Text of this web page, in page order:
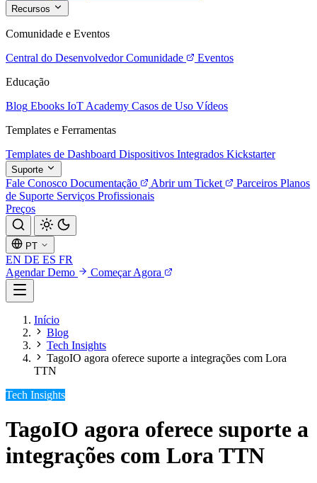
Recursos
Comunidade e Eventos
Central do Desenvolvedor Comunidade
Eventos
Educação
Blog Ebooks IoT Academy Casos de Uso Vídeos
Templates e Ferramentas
Templates de Dashboard Dispositivos Integrados Kickstarter
Suporte
Fale Conosco Documentação Abrir um Ticket Parceiros Planos
de Suporte Serviços Profissionais
Preços
PT
EN DE ES FR
Agendar Demo
Começar Agora
Início
Blog
Tech Insights
TagoIO agora oferece suporte a integrações com Lora
TTN
Tech Insights
TagoIO agora oferece suporte a
integrações com Lora TTN